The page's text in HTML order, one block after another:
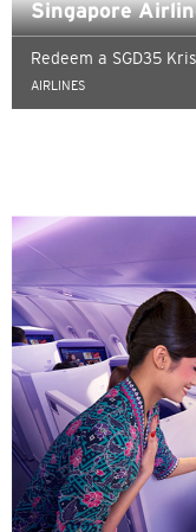
Singapore
Redeem a SGD35
AIRLINES
Гонконг
Сидней,
Гонконг
Остров
K
Коулун,